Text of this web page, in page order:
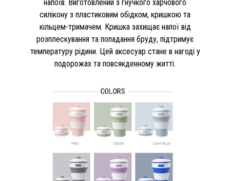
напоїв. Виготовлений з гнучкого харчового
силікону з пластиковим обідком, кришкою та
кільцем-тримачем. Кришка захищає напої від
розплескування та попадання бруду, підтримує
температуру рідини. Цей аксесуар стане в нагоді у
подорожах та повсякденному житті.